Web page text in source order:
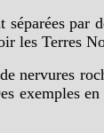
par
les Terres
nervures
exemples